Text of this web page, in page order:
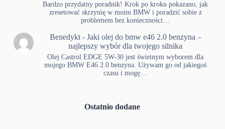
Bardzo przydatny poradnik! Krok po kroku pokazano, jak
zresetować skrzynię w moim BMW i poradzić sobie z
problemem bez konieczności…
Benedykt- Jaki olej do bmw e46 2.0 benzyna –
najlepszy wybór dla twojego silnika
Olej Castrol EDGE 5W-30 jest świetnym wyborem dla
mojego BMW E46 2.0 benzyna. Używam go od jakiegoś
czasu i mogę…
Ostatnio dodane